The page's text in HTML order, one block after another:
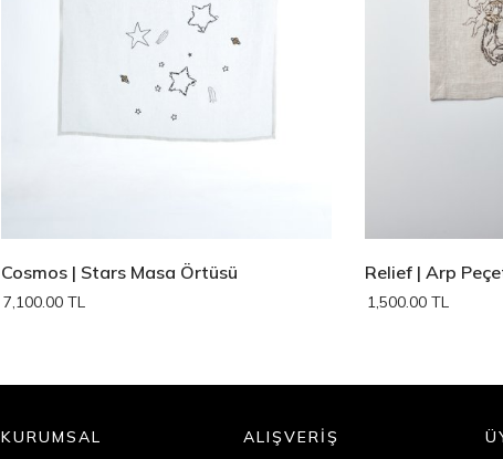
Cosmos | Stars Masa Örtüsü
7,100.00 TL
Relief | Arp
1,500.00 TL
KURUMSAL ALIŞVERİŞ